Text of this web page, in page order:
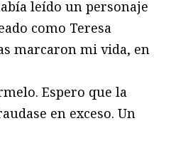
leído un personaje
como Teresa
marcaron mi vida, en
Espero que la
en exceso. Un